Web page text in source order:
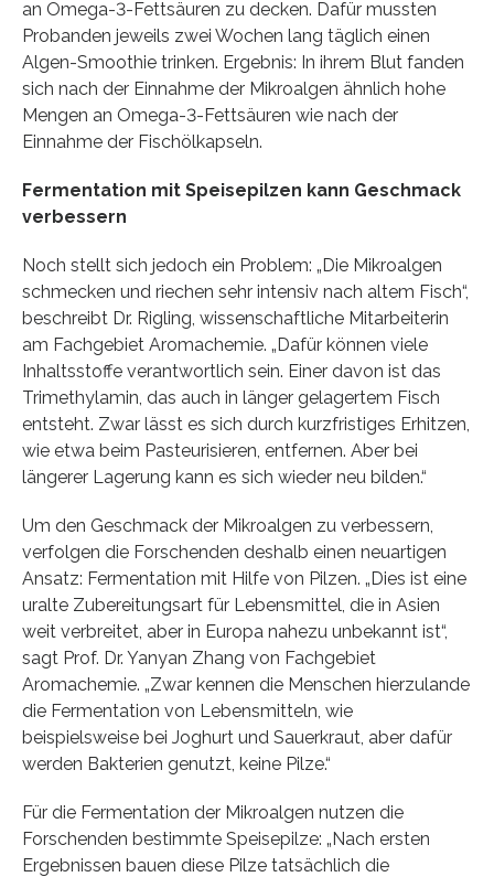
an Omega-3-Fettsäuren zu decken. Dafür mussten
Probanden jeweils zwei Wochen lang täglich einen
Algen-Smoothie trinken. Ergebnis: In ihrem Blut fanden
sich nach der Einnahme der Mikroalgen ähnlich hohe
Mengen an Omega-3-Fettsäuren wie nach der
Einnahme der Fischölkapseln.
Fermentation mit Speisepilzen kann Geschmack
verbessern
Noch stellt sich jedoch ein Problem: „Die Mikroalgen
schmecken und riechen sehr intensiv nach altem Fisch“,
beschreibt Dr. Rigling, wissenschaftliche Mitarbeiterin
am Fachgebiet Aromachemie. „Dafür können viele
Inhaltsstoffe verantwortlich sein. Einer davon ist das
Trimethylamin, das auch in länger gelagertem Fisch
entsteht. Zwar lässt es sich durch kurzfristiges Erhitzen,
wie etwa beim Pasteurisieren, entfernen. Aber bei
längerer Lagerung kann es sich wieder neu bilden.“
Um den Geschmack der Mikroalgen zu verbessern,
verfolgen die Forschenden deshalb einen neuartigen
Ansatz: Fermentation mit Hilfe von Pilzen. „Dies ist eine
uralte Zubereitungsart für Lebensmittel, die in Asien
weit verbreitet, aber in Europa nahezu unbekannt ist“,
sagt Prof. Dr. Yanyan Zhang von Fachgebiet
Aromachemie. „Zwar kennen die Menschen hierzulande
die Fermentation von Lebensmitteln, wie
beispielsweise bei Joghurt und Sauerkraut, aber dafür
werden Bakterien genutzt, keine Pilze.“
Für die Fermentation der Mikroalgen nutzen die
Forschenden bestimmte Speisepilze: „Nach ersten
Ergebnissen bauen diese Pilze tatsächlich die